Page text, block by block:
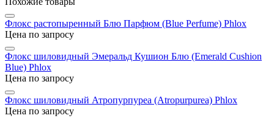
Флокс растопыренный Блю Парфюм (Blue Perfume) Phlox
Цена по запросу
Флокс шиловидный Эмеральд Кушион Блю (Emerald Cushion
Blue) Phlox
Цена по запросу
Флокс шиловидный Атропурпуреа (Atropurpurea) Phlox
Цена по запросу